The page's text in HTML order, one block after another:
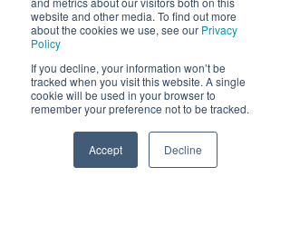
website and other media. To find out more
about the cookies we use, see our Privacy
Policy
If you decline, your information won’t be
tracked when you visit this website. A single
cookie will be used in your browser to
remember your preference not to be tracked.
Accept Decline
Fri tilgang på utstyr
Email Facebook